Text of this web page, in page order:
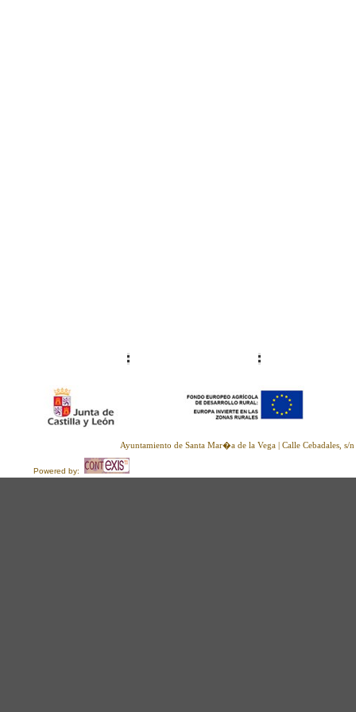
Ayuntamiento de Santa Mar�a de la Vega | Calle Cebadales,
Powered by: